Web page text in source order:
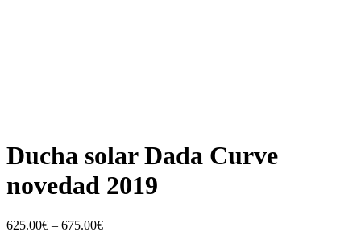
Ducha solar Dada Curve
novedad 2019
625.00€ – 675.00€